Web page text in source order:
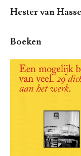
Hester van
Boeken